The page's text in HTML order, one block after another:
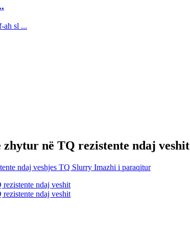
në TQ rezistente ndaj veshit